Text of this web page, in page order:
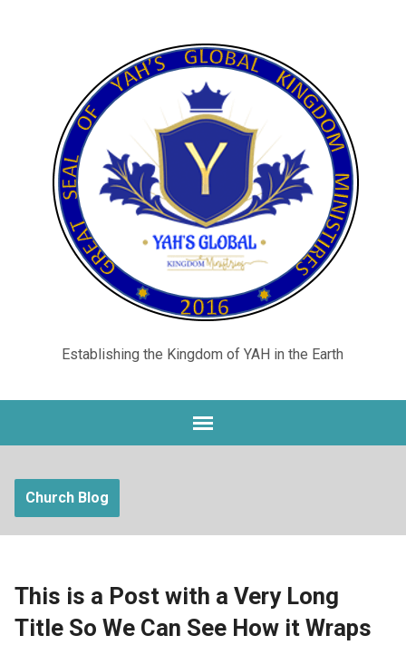
Establishing the Kingdom of YAH in the Earth
Church Blog
This is a Post with a Very Long
Title So We Can See How it Wraps